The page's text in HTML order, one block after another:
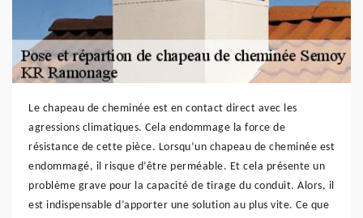
Le chapeau de cheminée est en contact direct avec les
agressions climatiques. Cela endommage la force de
résistance de cette pièce. Lorsqu’un chapeau de cheminée est
endommagé, il risque d’être perméable. Et cela présente un
problème grave pour la capacité de tirage du conduit. Alors, il
est indispensable d’apporter une solution au plus vite. Ce que